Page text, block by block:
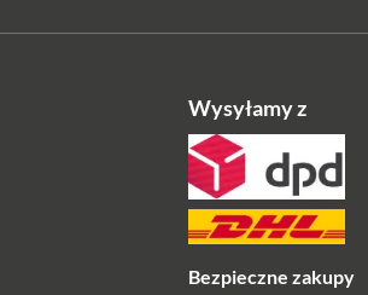
Wysyłamy z
Bezpieczne zakupy